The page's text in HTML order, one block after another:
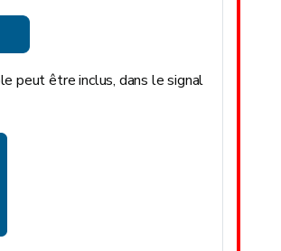
peut être inclus, dans le signal